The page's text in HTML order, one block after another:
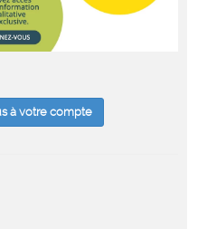
à votre compte